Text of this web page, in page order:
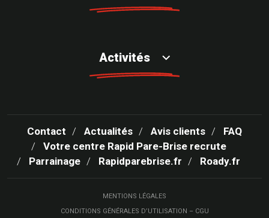
Activités
Contact Actualités Avis clients
FAQ
Votre centre Rapid Pare-Brise recrute
Parrainage
Rapidparebrise.fr Roady.fr
MENTIONS LÉGALES
CONDITIONS GÉNÉRALES D’UTILISATION – CGU